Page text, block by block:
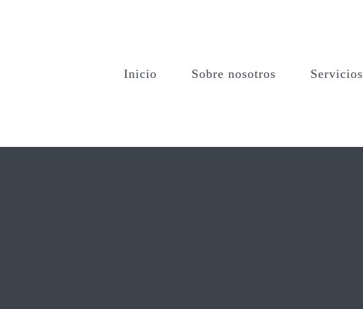
Inicio Sobre nosotros Servicios